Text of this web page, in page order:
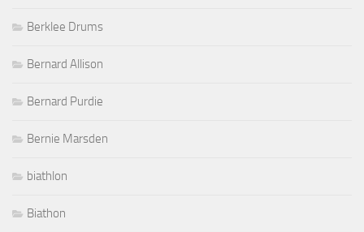
Berklee Drums
Bernard Allison
Bernard Purdie
Bernie Marsden
biathlon
Biathon